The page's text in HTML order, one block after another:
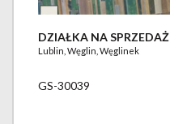
DZIAŁKA NA SPRZEDAŻ
Lublin, Węglin, Węglinek
GS-30039